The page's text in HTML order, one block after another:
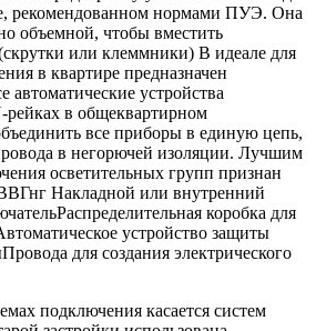
рекомендованном нормами ПУЭ. Она
объемной, чтобы вместить
или клеммники) В идеале для
в квартире предназначен
автоматические устройства
рейках в общеквартирном
все приборы в единую цепь,
в негорючей изоляции. Лучшим
осветительных групп признан
Накладной или внутренний
коробка для
устройство защиты
для создания электрического
подключения касается систем